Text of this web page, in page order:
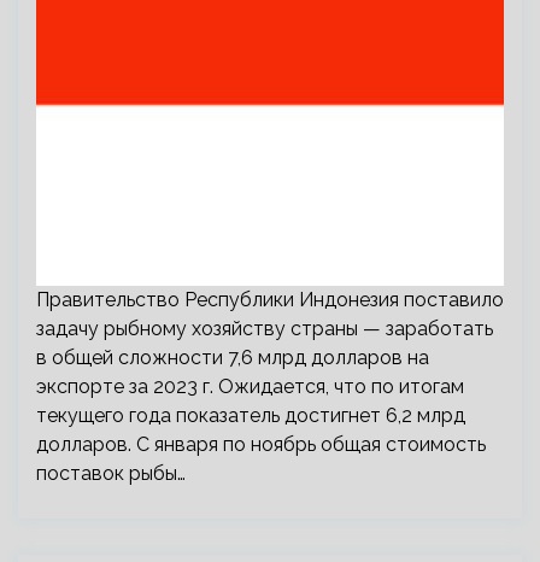
Правительство Республики Индонезия поставило
задачу рыбному хозяйству страны — заработать
в общей сложности 7,6 млрд долларов на
экспорте за 2023 г. Ожидается, что по итогам
текущего года показатель достигнет 6,2 млрд
долларов. С января по ноябрь общая стоимость
поставок рыбы…